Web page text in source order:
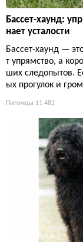
Бассет-хаунд:
нает усталости
Бассет-хаунд —
т упрямство, а
ших следопытов.
ых прогулок и
Питомцы 11 482